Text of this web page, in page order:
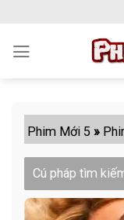
content
Phim Mới 5 »
Cú pháp tìm